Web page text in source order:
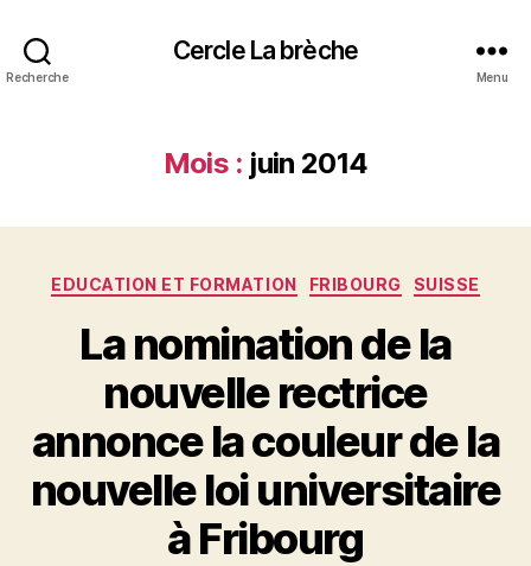
Recherche
Cercle La brèche
Menu
Mois : juin 2014
Catégories
EDUCATION ET FORMATION FRIBOURG SUISSE
La nomination de la
nouvelle rectrice
annonce la couleur de la
nouvelle loi universitaire
à Fribourg